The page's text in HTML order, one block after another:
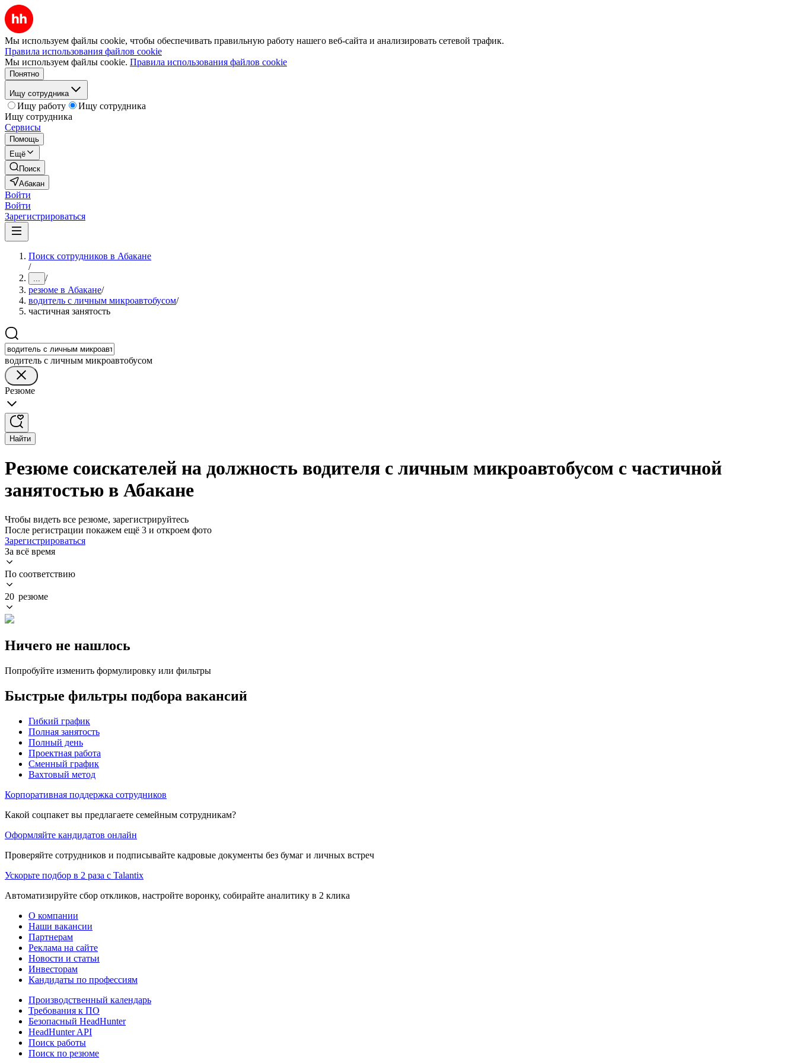
Мы используем файлы cookie, чтобы обеспечивать правильную работу нашего веб-сайта и анализировать сетевой трафик.
Правила использования файлов cookie
Мы используем файлы cookie. Правила использования файлов cookie
Понятно
Ищу сотрудника
Ищу работу
Ищу сотрудника
Ищу сотрудника
Сервисы
Помощь
Ещё
Поиск
Абакан
Войти
Войти
Зарегистрироваться
Поиск сотрудников в Абакане
/
... /
резюме в Абакане/
водитель с личным микроавтобусом/
частичная занятость
водитель с личным микроавтобусом
Резюме
Найти
Резюме соискателей на должность водителя с личным микроавтобусом с частичной
занятостью в Абакане
Чтобы видеть все резюме, зарегистрируйтесь
После регистрации покажем ещё 3 и откроем фото
Зарегистрироваться
За всё время
По соответствию
20 резюме
Ничего не нашлось
Попробуйте изменить формулировку или фильтры
Быстрые фильтры подбора вакансий
Гибкий график
Полная занятость
Полный день
Проектная работа
Сменный график
Вахтовый метод
Корпоративная поддержка сотрудников
Какой соцпакет вы предлагаете семейным сотрудникам?
Оформляйте кандидатов онлайн
Проверяйте сотрудников и подписывайте кадровые документы без бумаг и личных встреч
Ускорьте подбор в 2 раза с Talantix
Автоматизируйте сбор откликов, настройте воронку, собирайте аналитику в 2 клика
О компании
Наши вакансии
Партнерам
Реклама на сайте
Новости и статьи
Инвесторам
Кандидаты по профессиям
Производственный календарь
Требования к ПО
Безопасный HeadHunter
HeadHunter API
Поиск работы
Поиск по резюме